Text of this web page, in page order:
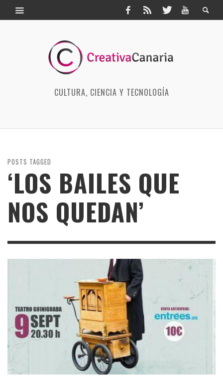
CULTURA, CIENCIA Y TECNOLOGÍA
POSTS TAGGED
‘LOS BAILES QUE
NOS QUEDAN’